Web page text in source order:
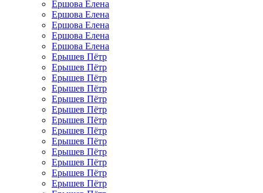
Ершова Елена
Ершова Елена
Ершова Елена
Ершова Елена
Ершова Елена
Ерышев Пётр
Ерышев Пётр
Ерышев Пётр
Ерышев Пётр
Ерышев Пётр
Ерышев Пётр
Ерышев Пётр
Ерышев Пётр
Ерышев Пётр
Ерышев Пётр
Ерышев Пётр
Ерышев Пётр
Ерышев Пётр